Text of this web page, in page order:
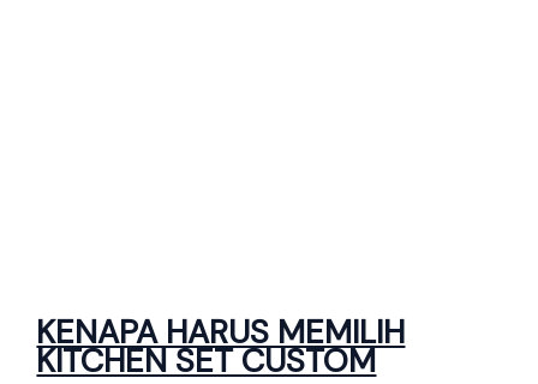
KENAPA HARUS MEMILIH
KITCHEN SET CUSTOM